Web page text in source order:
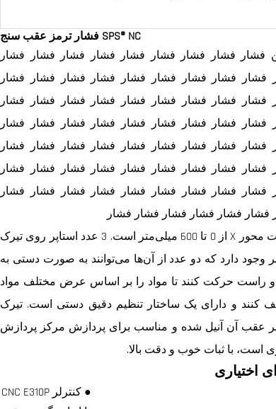
SPS® NC فشار ترمز عقب سنج
فشار فشار فشار فشار فشار فشار فشار فشار فشار
فشار فشار فشار فشار فشار فشار فشار فشار فشار
فشار فشار فشار فشار فشار فشار فشار فشار فشار
فشار فشار فشار فشار فشار فشار فشار فشار فشار
فشار فشار فشار فشار فشار فشار فشار فشار فشار
فشار فشار فشار فشار فشار فشار فشار فشار فشار
فشار فشار فشار فشار فشار فشار فشار فشار فشار
فشار فشار فشار فشار فشار فشار
حرکت محور X از 0 تا 600 میلی‌متر است. 3 عدد استاپر روی تیرک
وجود دارد که دو عدد از آن‌ها می‌توانند به صورت دستی به
راست حرکت کنند تا مواد را بر اساس عرض مختلف مواد
کنند و دارای یک ساختار تنظیم دقیق دستی است. تیرک
عقب آن آنیل شده و مناسب برای پردازش مرکز پردازش
است، با ثبات خوب و دقت بالا.
اختیاری
● کنترلر CNC E310P